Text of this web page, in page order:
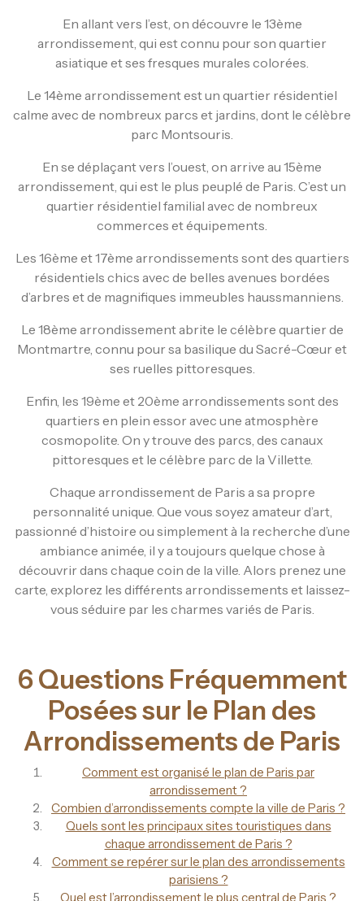
En allant vers l’est, on découvre le 13ème
arrondissement, qui est connu pour son quartier
asiatique et ses fresques murales colorées.
Le 14ème arrondissement est un quartier résidentiel
calme avec de nombreux parcs et jardins, dont le célèbre
parc Montsouris.
En se déplaçant vers l’ouest, on arrive au 15ème
arrondissement, qui est le plus peuplé de Paris. C’est un
quartier résidentiel familial avec de nombreux
commerces et équipements.
Les 16ème et 17ème arrondissements sont des quartiers
résidentiels chics avec de belles avenues bordées
d’arbres et de magnifiques immeubles haussmanniens.
Le 18ème arrondissement abrite le célèbre quartier de
Montmartre, connu pour sa basilique du Sacré-Cœur et
ses ruelles pittoresques.
Enfin, les 19ème et 20ème arrondissements sont des
quartiers en plein essor avec une atmosphère
cosmopolite. On y trouve des parcs, des canaux
pittoresques et le célèbre parc de la Villette.
Chaque arrondissement de Paris a sa propre
personnalité unique. Que vous soyez amateur d’art,
passionné d’histoire ou simplement à la recherche d’une
ambiance animée, il y a toujours quelque chose à
découvrir dans chaque coin de la ville. Alors prenez une
carte, explorez les différents arrondissements et laissez-
vous séduire par les charmes variés de Paris.
6 Questions Fréquemment
Posées sur le Plan des
Arrondissements de Paris
Comment est organisé le plan de Paris par
arrondissement ?
Combien d’arrondissements compte la ville de Paris ?
Quels sont les principaux sites touristiques dans
chaque arrondissement de Paris ?
Comment se repérer sur le plan des arrondissements
parisiens ?
Quel est l’arrondissement le plus central de Paris ?